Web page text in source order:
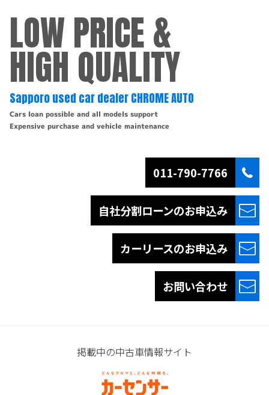
LOW PRICE &
HIGH QUALITY
Sapporo used car dealer CHROME AUTO
Cars loan possible and all models support
Expensive purchase and vehicle maintenance
011-790-7766
自社分割ローンのお申込み
カーリースのお申込み
お問い合わせ
掲載中の中古車情報サイト